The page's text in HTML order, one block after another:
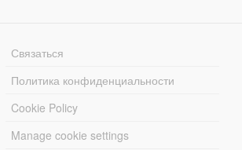
Связаться
Политика конфиденциальности
Cookie Policy
Manage cookie settings